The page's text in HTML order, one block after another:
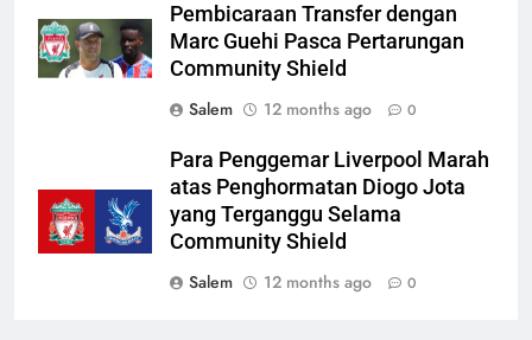
Pembicaraan Transfer dengan
Marc Guehi Pasca Pertarungan
Community Shield
Salem
12 months ago 0
Para Penggemar Liverpool Marah
atas Penghormatan Diogo Jota
yang Terganggu Selama
Community Shield
Salem
12 months ago 0